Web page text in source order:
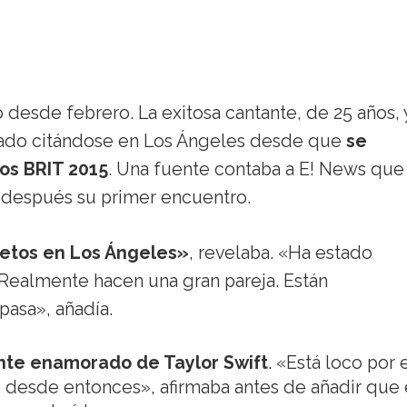
febrero. La exitosa cantante, de 25 años,
citándose en Los Ángeles desde que se
BRIT 2015. Una fuente contaba a E! News que
su primer encuentro.
en Los Ángeles», revelaba. «Ha estado
hacen una gran pareja. Están
añadía.
enamorado de Taylor Swift. «Está loco por
entonces», afirmaba antes de añadir que